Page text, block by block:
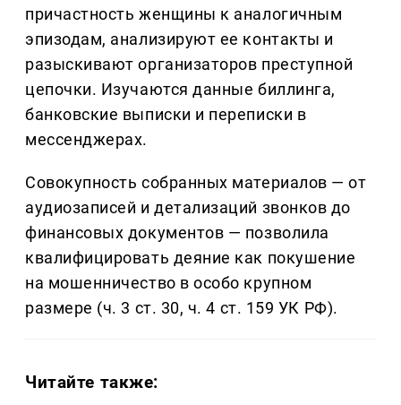
причастность женщины к аналогичным
эпизодам, анализируют ее контакты и
разыскивают организаторов преступной
цепочки. Изучаются данные биллинга,
банковские выписки и переписки в
мессенджерах.
Совокупность собранных материалов — от
аудиозаписей и детализаций звонков до
финансовых документов — позволила
квалифицировать деяние как покушение
на мошенничество в особо крупном
размере (ч. 3 ст. 30, ч. 4 ст. 159 УК РФ).
Читайте также: